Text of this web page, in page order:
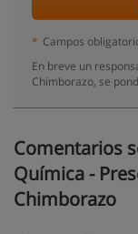
* Campos
En breve un
Chimborazo, se
Comentarios
Química -
Chimborazo